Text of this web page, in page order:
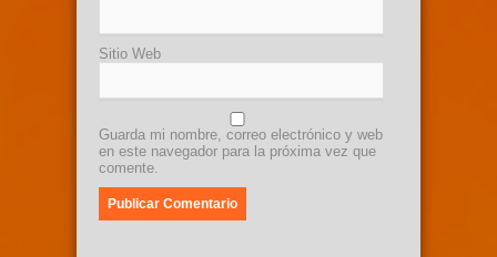
Sitio Web
Guarda mi nombre, correo electrónico y web
en este navegador para la próxima vez que
comente.